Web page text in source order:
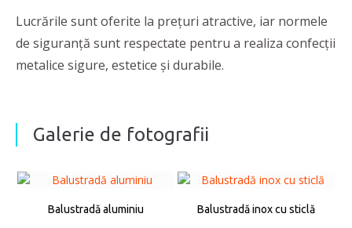
Lucrările sunt oferite la prețuri atractive, iar normele
de siguranţă sunt respectate pentru a realiza confecții
metalice sigure, estetice şi durabile.
Galerie de fotografii
Balustradă aluminiu Balustradă inox cu sticlă